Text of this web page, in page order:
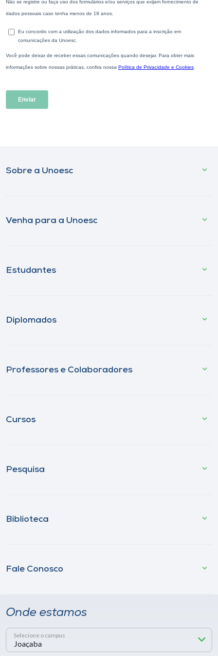
Sobre a Unoesc
Venha para a Unoesc
Estudantes
Diplomados
Professores e Colaboradores
Cursos
Pesquisa
Biblioteca
Fale Conosco
Onde estamos
Selecione o campus